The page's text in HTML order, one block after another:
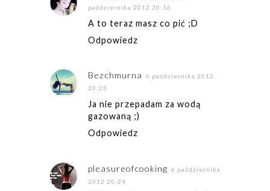
października 2012 20:16
A to teraz masz co pić ;D
Odpowiedz
Bezchmurna
6 października 2012
20:23
Ja nie przepadam za wodą
gazowaną ;)
Odpowiedz
pleasureofcooking 6 października
2012 20:24